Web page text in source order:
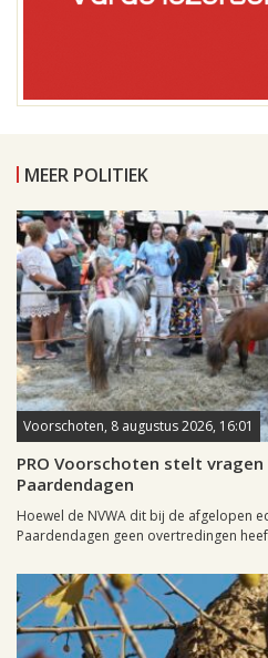
MEER POLITIEK
Voorschoten, 8 augustus 2026, 16:01
PRO Voorschoten stelt
Paardendagen
Hoewel de NVWA dit bij de afgelopen
Paardendagen geen overtredingen